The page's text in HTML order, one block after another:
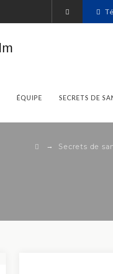
ÉQUIPE SECRETS DE
→ Secrets de